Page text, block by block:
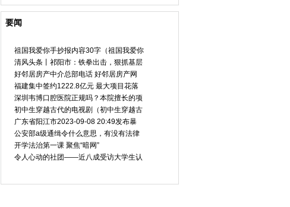
要闻
祖国我爱你手抄报内容30字（祖国我爱你
清风头条丨祁阳市：铁拳出击，狠抓基层
好邻居房产中介总部电话 好邻居房产网
福建集中签约1222.8亿元 最大项目花落
深圳韦博口腔医院正规吗？本院擅长的项
初中生穿越古代的电视剧（初中生穿越古
广东省阳江市2023-09-08 20:49发布暴
公安部a级通缉令什么意思，有没有法律
开学法治第一课 聚焦“暗网”
令人心动的社团——近八成受访大学生认